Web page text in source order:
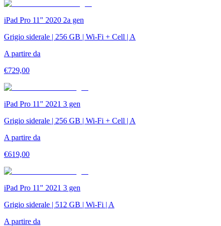
iPad Pro 11" 2020 2a gen
Grigio siderale | 256 GB | Wi-Fi + Cell | A
A partire da
€729,00
iPad Pro 11" 2021 3 gen
Grigio siderale | 256 GB | Wi-Fi + Cell | A
A partire da
€619,00
iPad Pro 11" 2021 3 gen
Grigio siderale | 512 GB | Wi-Fi | A
A partire da